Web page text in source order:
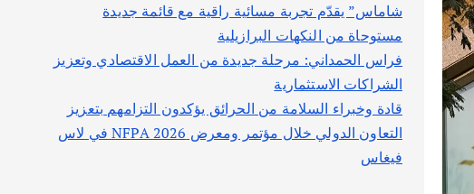
شاماس” يقدّم تجربة مسائية راقية مع قائمة جديدة
مستوحاة من النكهات البرازيلية
فراس الحمداني: مرحلة جديدة من العمل الاقتصادي وتعزيز
الشراكات الاستثمارية
قادة وخبراء السلامة من الحرائق يؤكدون التزامهم بتعزيز
التعاون الدولي خلال مؤتمر ومعرض NFPA 2026 في لاس
فيغاس